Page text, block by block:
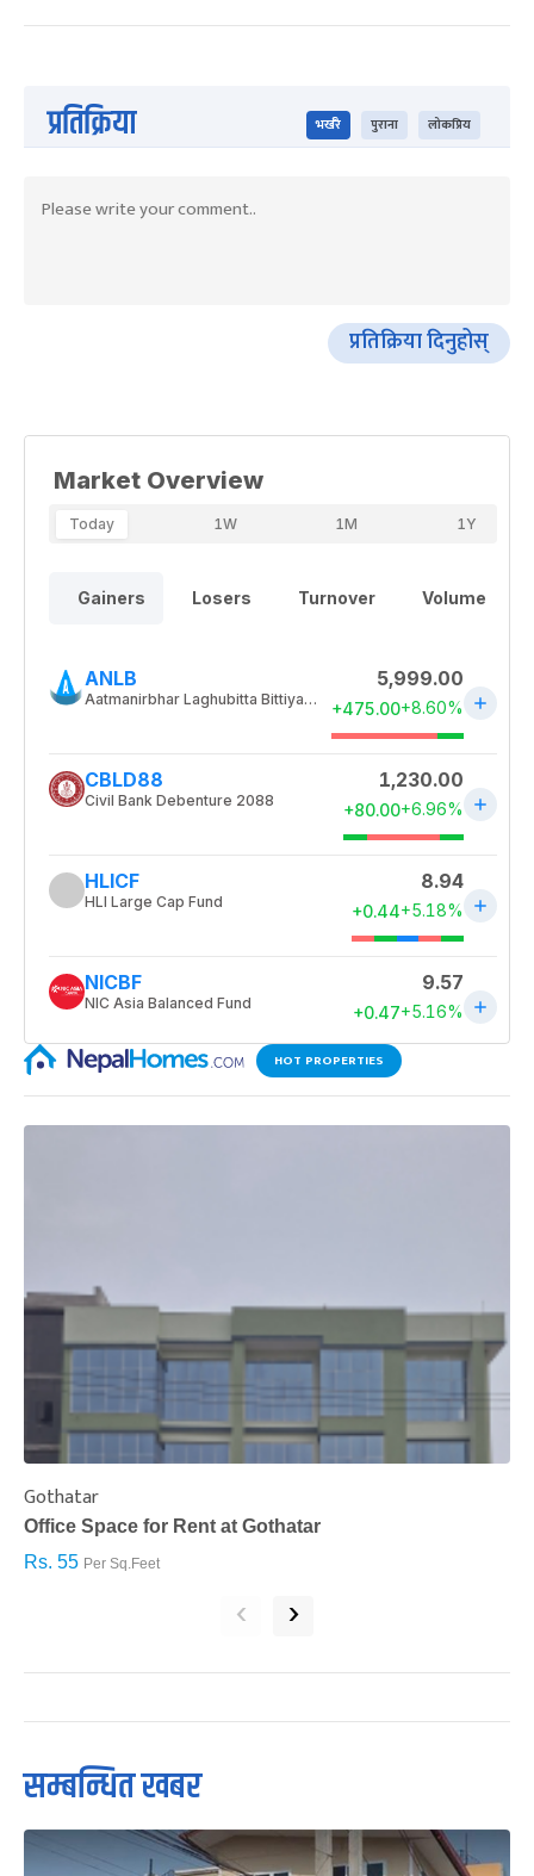
प्रतिक्रिया भर्खरै पुराना लोकप्रिय
प्रतिक्रिया दिनुहोस्
HOT PROPERTIES
Gothatar
Office Space for Rent at Gothatar
Rs. 55 Per Sq.Feet
‹ ›
सम्बन्धित खबर